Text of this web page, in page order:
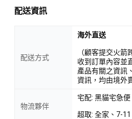
配送資訊
配送方式
海外直送
（顧客提交火
收到訂單內容並
產品有關之資訊
資訊，均由境外
物流夥伴
宅配: 黑貓宅急便
超取: 全家、7-11